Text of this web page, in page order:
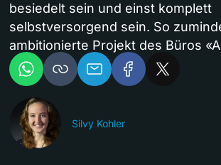
besiedelt sein und einst komplett
selbstversorgend sein. So
ambitionierte Projekt des Büros
Silvy Kohler